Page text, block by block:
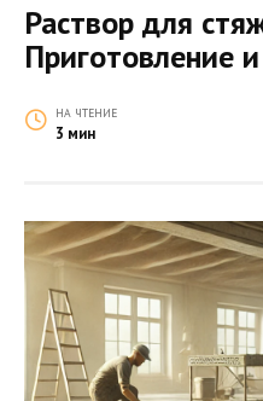
Раствор для
Приготовление
НА ЧТЕНИЕ
3 мин